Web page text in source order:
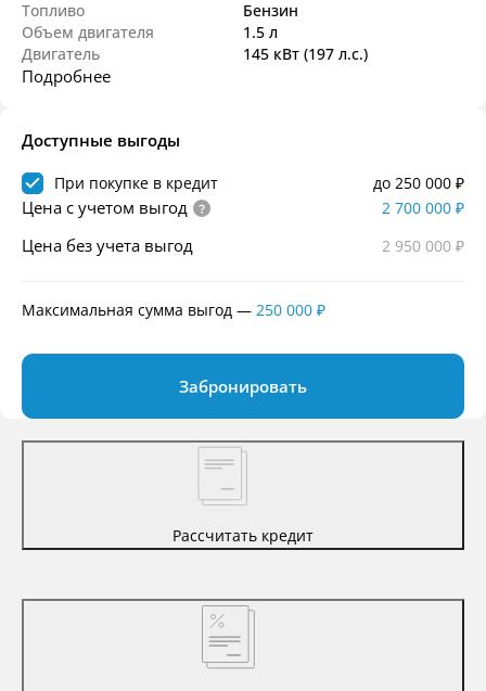
Топливо
Бензин
Объем двигателя
1.5 л
Двигатель
145 кВт (197 л.с.)
Подробнее
Доступные выгоды
до 250 000 ₽
При покупке в кредит
Цена с учетом выгод 2 700 000 ₽
Цена без учета выгод 2 950 000 ₽
Максимальная сумма выгод — 250 000 ₽
Забронировать
Рассчитать кредит